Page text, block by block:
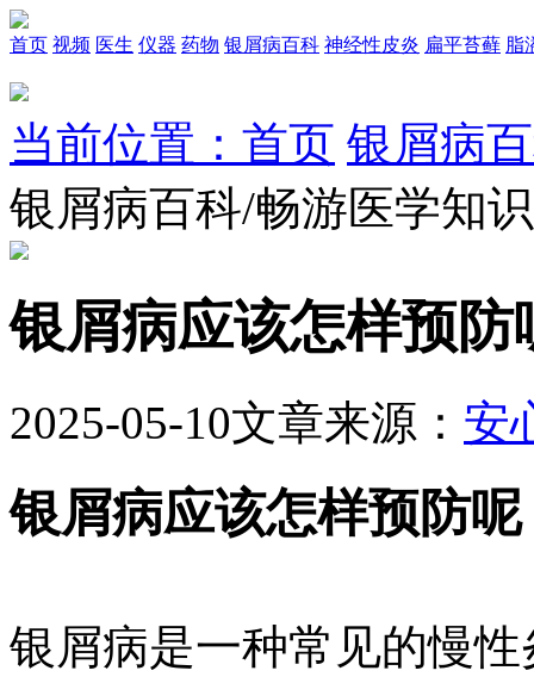
首页 视频 医生 仪器 药物 银屑病百科 神经性皮炎 扁平苔藓 脂
当前位置：首页 银屑病
银屑病百科/畅游医学知
银屑病应该怎样预防
2025-05-10文章来源： 安
银屑病应该怎样预防呢
银屑病是一种常见的慢